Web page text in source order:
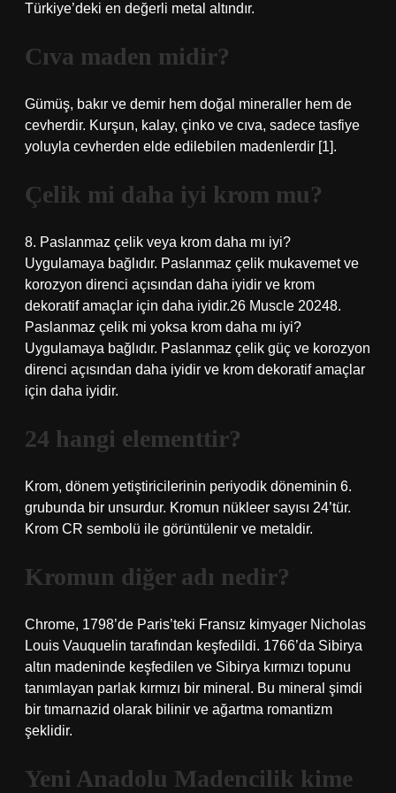
Türkiye’deki en değerli metal altındır.
Cıva maden midir?
Gümüş, bakır ve demir hem doğal mineraller hem de
cevherdir. Kurşun, kalay, çinko ve cıva, sadece tasfiye
yoluyla cevherden elde edilebilen madenlerdir [1].
Çelik mi daha iyi krom mu?
8. Paslanmaz çelik veya krom daha mı iyi?
Uygulamaya bağlıdır. Paslanmaz çelik mukavemet ve
korozyon direnci açısından daha iyidir ve krom
dekoratif amaçlar için daha iyidir.26 Muscle 20248.
Paslanmaz çelik mi yoksa krom daha mı iyi?
Uygulamaya bağlıdır. Paslanmaz çelik güç ve korozyon
direnci açısından daha iyidir ve krom dekoratif amaçlar
için daha iyidir.
24 hangi elementtir?
Krom, dönem yetiştiricilerinin periyodik döneminin 6.
grubunda bir unsurdur. Kromun nükleer sayısı 24’tür.
Krom CR sembolü ile görüntülenir ve metaldir.
Kromun diğer adı nedir?
Chrome, 1798’de Paris’teki Fransız kimyager Nicholas
Louis Vauquelin tarafından keşfedildi. 1766’da Sibirya
altın madeninde keşfedilen ve Sibirya kırmızı topunu
tanımlayan parlak kırmızı bir mineral. Bu mineral şimdi
bir tımarnazid olarak bilinir ve ağartma romantizm
şeklidir.
Yeni Anadolu Madencilik kime